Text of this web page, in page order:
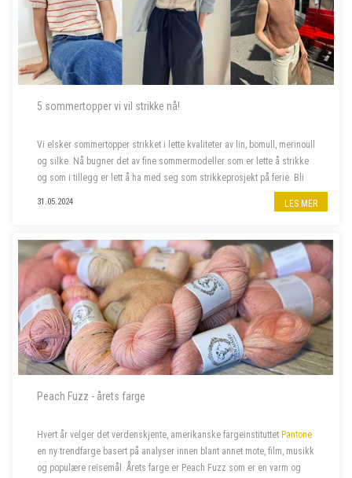
5 sommertopper vi vil strikke nå!
Vi elsker sommertopper strikket i lette kvaliteter av lin, bomull, merinoull
og silke. Nå bugner det av fine sommermodeller som er lette å strikke
og som i tillegg er lett å ha med seg som strikkeprosjekt på ferie. Bli
31.05.2024 LES MER
Peach Fuzz - årets farge
Hvert år velger det verdenskjente, amerikanske fargeinstituttet Pantone
en ny trendfarge basert på analyser innen blant annet mote, film, musikk
og populære reisemål. Årets farge er Peach Fuzz som er en varm og